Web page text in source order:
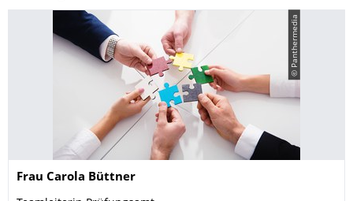
© Panthermedia
Name
Frau Carola Büttner